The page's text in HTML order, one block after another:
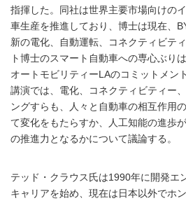
指揮した。同社は世界主要市場向けの
車生産を推進しており、博士は現在、
新の電化、自動運転、コネクティビテ
ト博士のスマート自動車への専心ぶり
オートモビリティーLAのコミットメン
講演では、電化、コネクティビティー
ングすらも、人々と自動車の相互作用
て変化をもたらすか、人工知能の進歩
の推進力となるかについて議論する。
テッド・クラウス氏は1990年に開発エ
キャリアを始め、現在は日本以外でホ